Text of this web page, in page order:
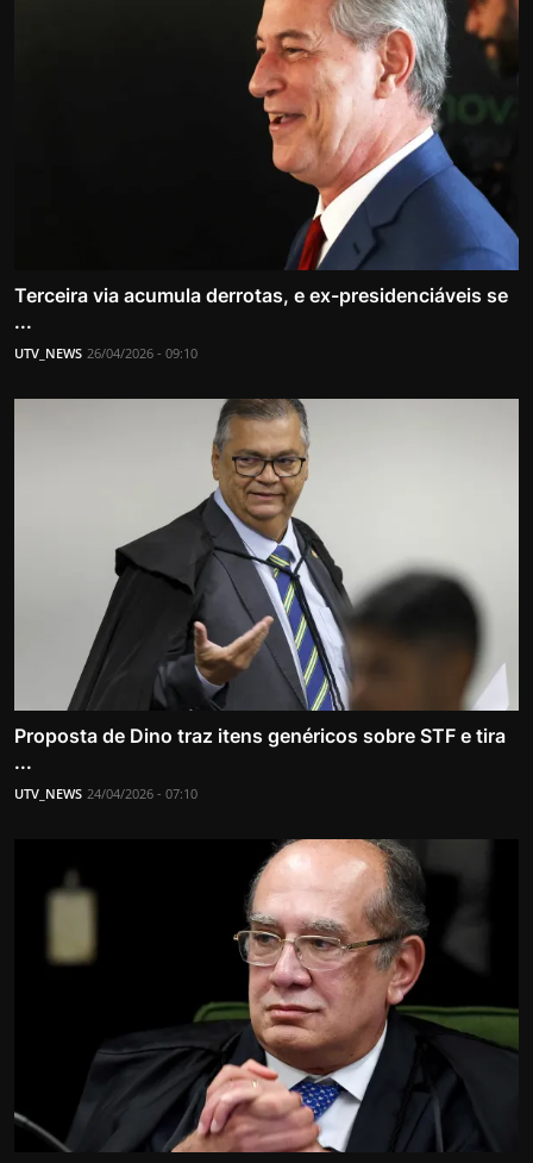
Terceira via acumula derrotas, e ex-presidenciáveis se
...
UTV_NEWS 26/04/2026 - 09:10
Proposta de Dino traz itens genéricos sobre STF e tira
...
UTV_NEWS 24/04/2026 - 07:10